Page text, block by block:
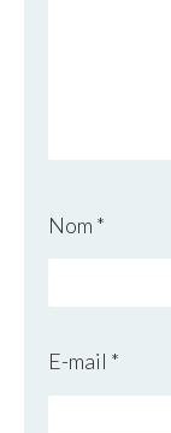
Nom *
E-mail *